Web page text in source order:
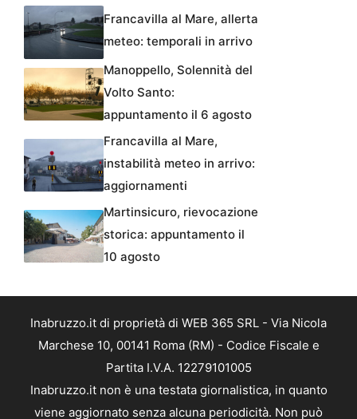
Francavilla al Mare, allerta
meteo: temporali in arrivo
Manoppello, Solennità del
Volto Santo:
appuntamento il 6 agosto
Francavilla al Mare,
instabilità meteo in arrivo:
aggiornamenti
Martinsicuro, rievocazione
storica: appuntamento il
10 agosto
Inabruzzo.it di proprietà di WEB 365 SRL - Via Nicola
Marchese 10, 00141 Roma (RM) - Codice Fiscale e
Partita I.V.A. 12279101005
Inabruzzo.it non è una testata giornalistica, in quanto
viene aggiornato senza alcuna periodicità. Non può